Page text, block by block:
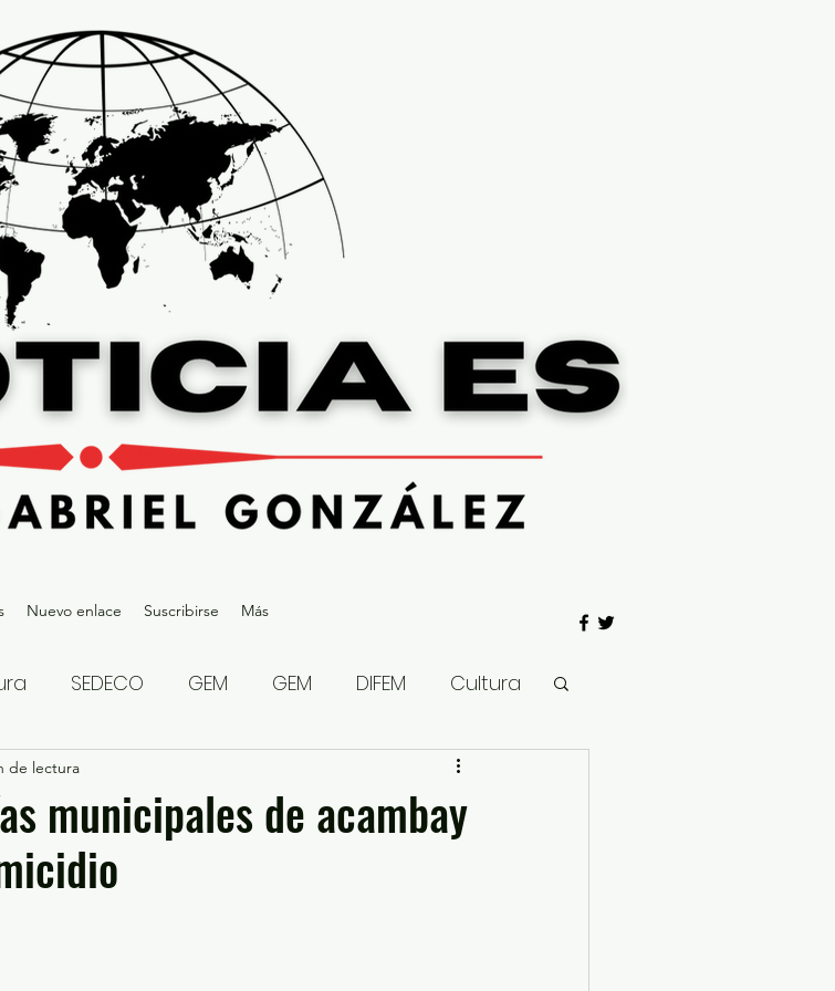
Nuevo enlace Suscribirse Más
SEDECO GEM GEM DIFEM Cultura
Edoméx 2023
Denuncia Ciudadana
municipales de acambay
de lectura